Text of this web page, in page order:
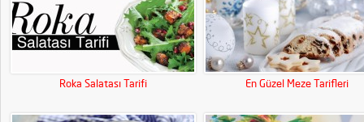
Roka Salatası Tarifi En Güzel Meze Tarifleri